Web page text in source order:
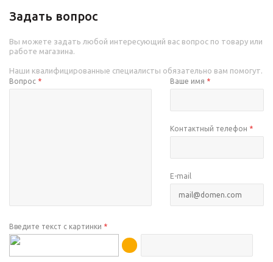
Задать вопрос
Вы можете задать любой интересующий вас вопрос по товару или
работе магазина.
Наши квалифицированные специалисты обязательно вам помогут.
Вопрос * Ваше имя *
Контактный телефон *
E-mail
Введите текст с картинки *